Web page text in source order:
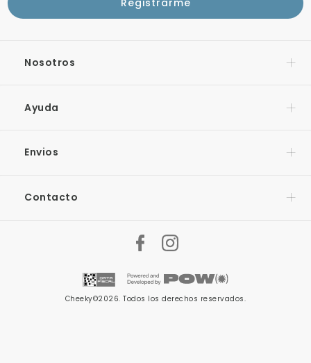
Nosotros
Ayuda
Envios
Contacto
Cheeky©2026. Todos los derechos reservados.